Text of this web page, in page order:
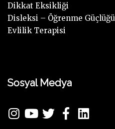
Dikkat Eksikliği
Disleksi – Öğrenme Güçlüğü
Evlilik Terapisi
Sosyal Medya